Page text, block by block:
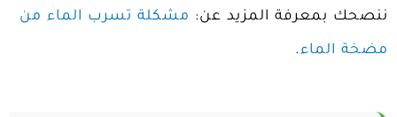
ننصحك بمعرفة المزيد عن: مشكلة تسرب الماء من
مضخة الماء.